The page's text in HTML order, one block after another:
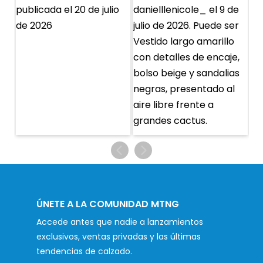
ÚNETE A LA COMUNIDAD MTNG
Accede antes que nadie a lanzamientos
exclusivos, ventas privadas y las últimas
tendencias de calzado.